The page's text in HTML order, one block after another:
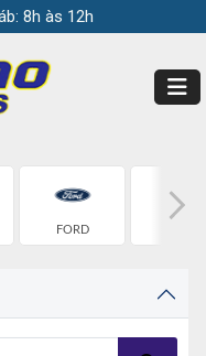
8h às 12h
FORD